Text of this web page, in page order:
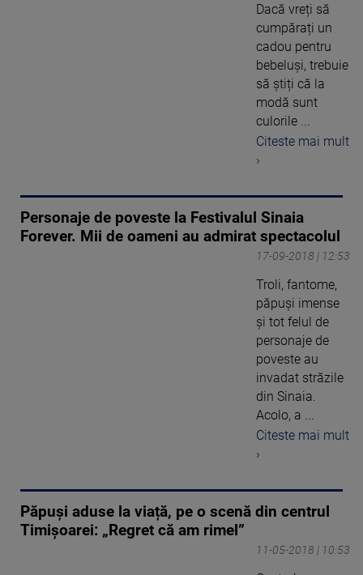
Dacă vreți să
cumpărați un
cadou pentru
bebeluși, trebuie
să știți că la
modă sunt
culorile ...
Citeste mai mult
›
Personaje de poveste la Festivalul Sinaia
Forever. Mii de oameni au admirat spectacolul
17-09-2018 | 12:53
Troli, fantome,
păpuşi imense
şi tot felul de
personaje de
poveste au
invadat străzile
din Sinaia.
Acolo, a ...
Citeste mai mult
›
Păpuși aduse la viață, pe o scenă din centrul
Timișoarei: „Regret că am rimel”
11-05-2018 | 10:53